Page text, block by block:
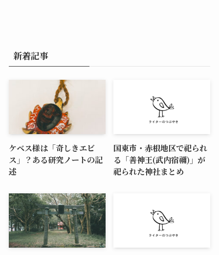
新着記事
ケベス様は「奇しきエビ
ス」？ある研究ノートの記
述
国東市・赤根地区で祀られ
る「善神王(武内宿禰)」が
祀られた神社まとめ